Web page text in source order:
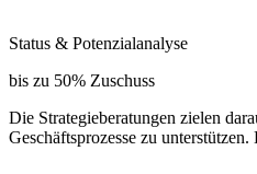
Status & Potenzialanalyse
bis zu 50% Zuschuss
Die Strategieberatungen zielen
Geschäftsprozesse zu unterstützen.